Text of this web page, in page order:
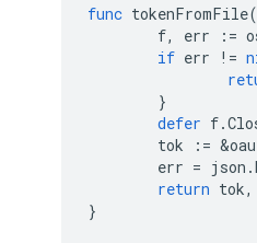
func tokenFromFile(
f, err :=
if err !=
}
defer f.
tok
:= &
err = json .
return tok,
}